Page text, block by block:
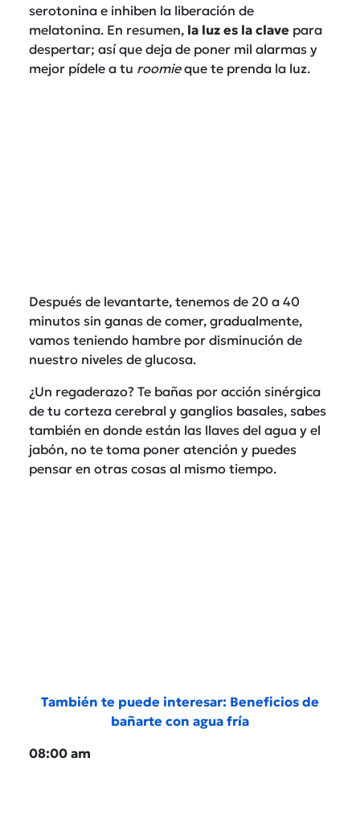
serotonina e inhiben la liberación de
melatonina. En resumen, la luz es la clave para
despertar; así que deja de poner mil alarmas y
mejor pídele a tu roomieque te prenda la luz.
Después de levantarte, tenemos de 20 a 40
minutos sin ganas de comer, gradualmente,
vamos teniendo hambre por disminución de
nuestro niveles de glucosa.
¿Un regaderazo? Te bañas por acción sinérgica
de tu corteza cerebral y ganglios basales, sabes
también en donde están las llaves del agua y el
jabón, no te toma poner atención y puedes
pensar en otras cosas al mismo tiempo.
También te puede interesar: Beneficios de
bañarte con agua fría
08:00 am